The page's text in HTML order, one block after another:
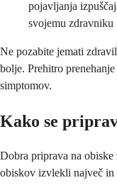
pojavljanja
svojemu zdravniku
Ne pozabite jemati
bolje. Prehitro
simptomov.
Kako se
Dobra priprava na
obiskov izvlekli največ in